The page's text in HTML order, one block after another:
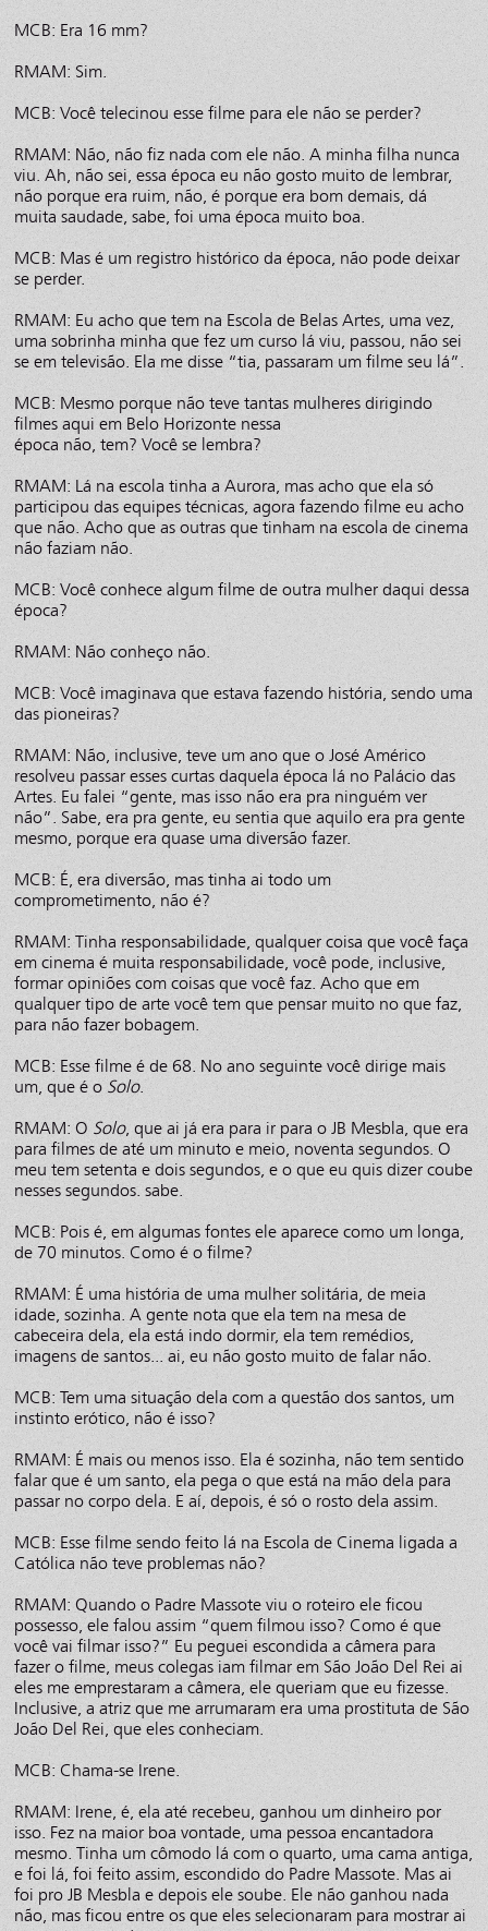
MCB: Era 16 mm?
RMAM: Sim.
MCB: Você telecinou esse filme para ele não se perder?
RMAM: Não, não fiz nada com ele não. A minha filha nunca
viu. Ah, não sei, essa época eu não gosto muito de lembrar,
não porque era ruim, não, é porque era bom demais, dá
muita saudade, sabe, foi uma época muito boa.
MCB: Mas é um registro histórico da época, não pode deixar
se perder.
RMAM: Eu acho que tem na Escola de Belas Artes, uma vez,
uma sobrinha minha que fez um curso lá viu, passou, não sei
se em televisão. Ela me disse “tia, passaram um filme seu lá”.
MCB: Mesmo porque não teve tantas mulheres dirigindo
filmes aqui em Belo Horizonte nessa
época não, tem? Você se lembra?
RMAM: Lá na escola tinha a Aurora, mas acho que ela só
participou das equipes técnicas, agora fazendo filme eu acho
que não. Acho que as outras que tinham na escola de cinema
não faziam não.
MCB: Você conhece algum filme de outra mulher daqui dessa
época?
RMAM: Não conheço não.
MCB: Você imaginava que estava fazendo história, sendo uma
das pioneiras?
RMAM: Não, inclusive, teve um ano que o José Américo
resolveu passar esses curtas daquela época lá no Palácio das
Artes. Eu falei “gente, mas isso não era pra ninguém ver
não”. Sabe, era pra gente, eu sentia que aquilo era pra gente
mesmo, porque era quase uma diversão fazer.
MCB: É, era diversão, mas tinha ai todo um
comprometimento, não é?
RMAM: Tinha responsabilidade, qualquer coisa que você faça
em cinema é muita responsabilidade, você pode, inclusive,
formar opiniões com coisas que você faz. Acho que em
qualquer tipo de arte você tem que pensar muito no que faz,
para não fazer bobagem.
MCB: Esse filme é de 68. No ano seguinte você dirige mais
um, que é o Solo.
RMAM: O Solo, que ai já era para ir para o JB Mesbla, que era
para filmes de até um minuto e meio, noventa segundos. O
meu tem setenta e dois segundos, e o que eu quis dizer coube
nesses segundos. sabe.
MCB: Pois é, em algumas fontes ele aparece como um longa,
de 70 minutos. Como é o filme?
RMAM: É uma história de uma mulher solitária, de meia
idade, sozinha. A gente nota que ela tem na mesa de
cabeceira dela, ela está indo dormir, ela tem remédios,
imagens de santos... ai, eu não gosto muito de falar não.
MCB: Tem uma situação dela com a questão dos santos, um
instinto erótico, não é isso?
RMAM: É mais ou menos isso. Ela é sozinha, não tem sentido
falar que é um santo, ela pega o que está na mão dela para
passar no corpo dela. E aí, depois, é só o rosto dela assim.
MCB: Esse filme sendo feito lá na Escola de Cinema ligada a
Católica não teve problemas não?
RMAM: Quando o Padre Massote viu o roteiro ele ficou
possesso, ele falou assim “quem filmou isso? Como é que
você vai filmar isso?” Eu peguei escondida a câmera para
fazer o filme, meus colegas iam filmar em São João Del Rei ai
eles me emprestaram a câmera, ele queriam que eu fizesse.
Inclusive, a atriz que me arrumaram era uma prostituta de São
João Del Rei, que eles conheciam.
MCB: Chama-se Irene.
RMAM: Irene, é, ela até recebeu, ganhou um dinheiro por
isso. Fez na maior boa vontade, uma pessoa encantadora
mesmo. Tinha um cômodo lá com o quarto, uma cama antiga,
e foi lá, foi feito assim, escondido do Padre Massote. Mas ai
foi pro JB Mesbla e depois ele soube. Ele não ganhou nada
não, mas ficou entre os que eles selecionaram para mostrar ai